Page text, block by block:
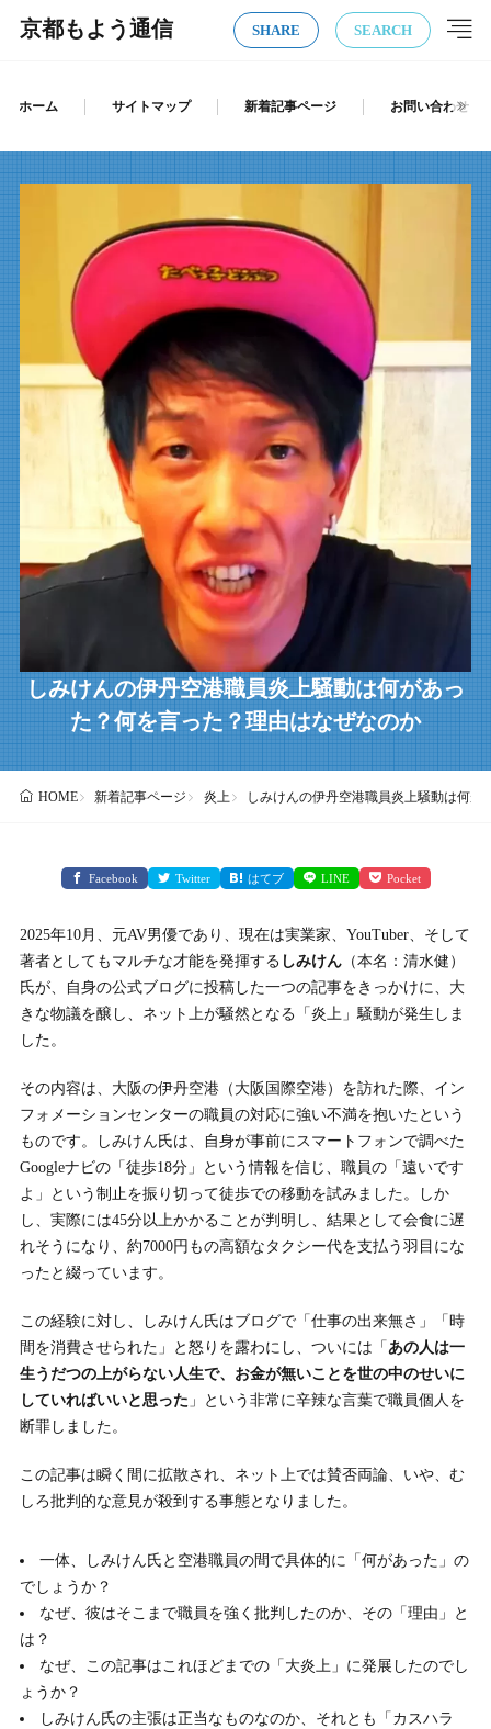
京都もよう通信 SHARE SEARCH
ホーム サイトマップ 新着記事ページ お問い合わせ
しみけんの伊丹空港職員炎上騒動は何があっ
た？何を言った？理由はなぜなのか
HOME 新着記事ページ 炎上 しみけんの伊丹空港職員炎上騒動は何
Facebook Twitter はてブ LINE Pocket
2025年10月、元AV男優であり、現在は実業家、YouTuber、そして
著者としてもマルチな才能を発揮する しみけん（本名：清水健）
氏が、自身の公式ブログに投稿した一つの記事をきっかけに、大
きな物議を醸し、ネット上が騒然となる「炎上」騒動が発生しま
した。
その内容は、大阪の伊丹空港（大阪国際空港）を訪れた際、イン
フォメーションセンターの職員の対応に強い不満を抱いたという
ものです。しみけん氏は、自身が事前にスマートフォンで調べた
Googleナビの「徒歩18分」という情報を信じ、職員の「遠いです
よ」という制止を振り切って徒歩での移動を試みました。しか
し、実際には45分以上かかることが判明し、結果として会食に遅
れそうになり、約7000円もの高額なタクシー代を支払う羽目にな
ったと綴っています。
この経験に対し、しみけん氏はブログで「仕事の出来無さ」「時
間を消費させられた」と怒りを露わにし、ついには「 あの人は一
生うだつの上がらない人生で、お金が無いことを世の中のせいに
していればいいと思った 」という非常に辛辣な言葉で職員個人を
断罪しました。
この記事は瞬く間に拡散され、ネット上では賛否両論、いや、む
しろ批判的な意見が殺到する事態となりました。
一体、しみけん氏と空港職員の間で具体的に「何があった」の
でしょうか？
なぜ、彼はそこまで職員を強く批判したのか、その「理由」と
は？
なぜ、この記事はこれほどまでの「大炎上」に発展したのでし
ょうか？
しみけん氏の主張は正当なものなのか、それとも「カスハラ